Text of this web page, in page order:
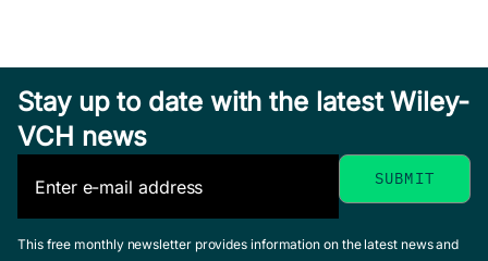
Stay up to date with the latest Wiley-
VCH news
This free monthly newsletter provides information on the latest news and